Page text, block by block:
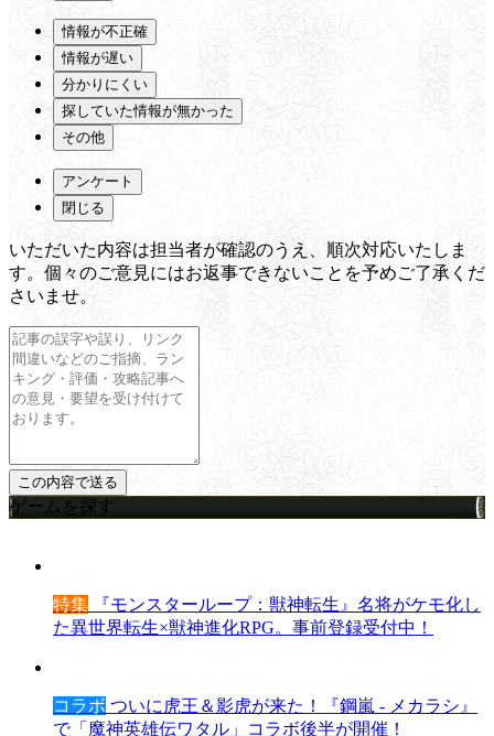
情報が不正確
情報が遅い
分かりにくい
探していた情報が無かった
その他
アンケート
閉じる
いただいた内容は担当者が確認のうえ、順次対応いたしま
す。個々のご意見にはお返事できないことを予めご了承くだ
さいませ。
ゲームを探す
特集 『モンスターループ：獣神転生』名将がケモ化し
た異世界転生×獣神進化RPG。事前登録受付中！
コラボ ついに虎王＆影虎が来た！『鋼嵐 - メカラシ』
で「魔神英雄伝ワタル」コラボ後半が開催！